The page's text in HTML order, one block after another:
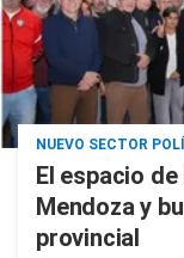
NUEVO SECTOR
El espacio
Mendoza y
provincial